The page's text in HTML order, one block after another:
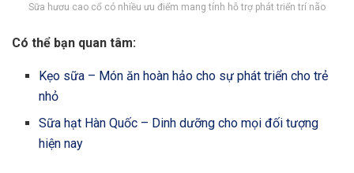
Sữa hươu cao cổ có nhiều ưu điểm mang tính hỗ trợ phát triển trí não
Có thể bạn quan tâm:
Kẹo sữa – Món ăn hoàn hảo cho sự phát triển cho trẻ
nhỏ
Sữa hạt Hàn Quốc – Dinh dưỡng cho mọi đối tượng
hiện nay